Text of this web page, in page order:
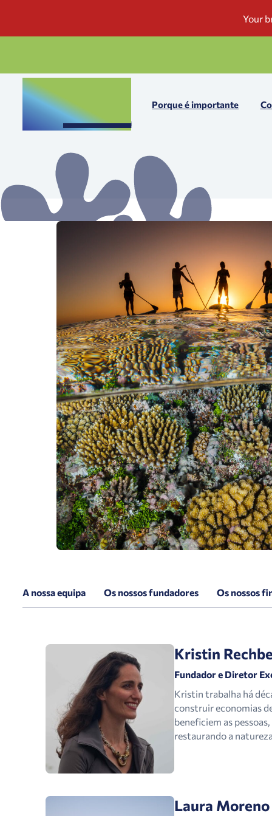
Porque é importante
A nossa equipa Os nossos fundadores Os nossos
Kristin
Fundador e Diretor
Kristin trabalha há
construir economias
beneficiem as
restaurando a
Laura Moreno